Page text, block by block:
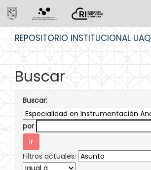
REPOSITORIO INSTITUCIONAL UAQ
Buscar
Buscar:
por
Filtros actuales: